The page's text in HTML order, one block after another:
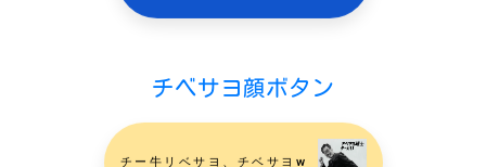
チベサヨ顔ボタン
チー牛リベサヨ、チベサヨw